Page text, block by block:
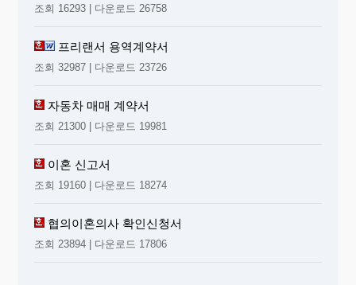
조회 16293 | 다운로드 26758
프리랜서 용역계약서
조회 32987 | 다운로드 23726
자동차 매매 계약서
조회 21300 | 다운로드 19981
이혼 신고서
조회 19160 | 다운로드 18274
협의이혼의사 확인신청서
조회 23894 | 다운로드 17806